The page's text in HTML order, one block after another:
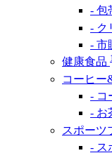
- 包
- ク
- 市
健康食品
コーヒー
- コ
- お
スポーツ
- ス